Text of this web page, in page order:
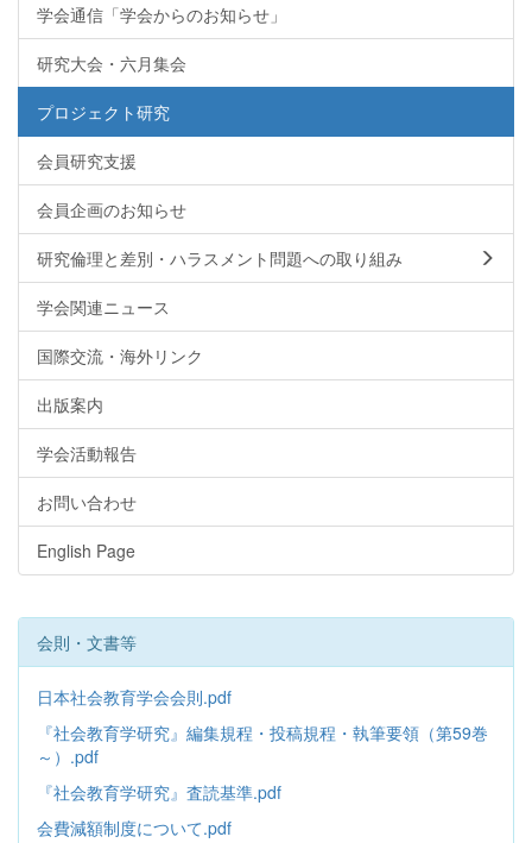
学会通信「学会からのお知らせ」
研究大会・六月集会
プロジェクト研究
会員研究支援
会員企画のお知らせ
研究倫理と差別・ハラスメント問題への取り組み
学会関連ニュース
国際交流・海外リンク
出版案内
学会活動報告
お問い合わせ
English Page
会則・文書等
日本社会教育学会会則.pdf
『社会教育学研究』編集規程・投稿規程・執筆要領（第59巻
～）.pdf
『社会教育学研究』査読基準.pdf
会費減額制度について.pdf